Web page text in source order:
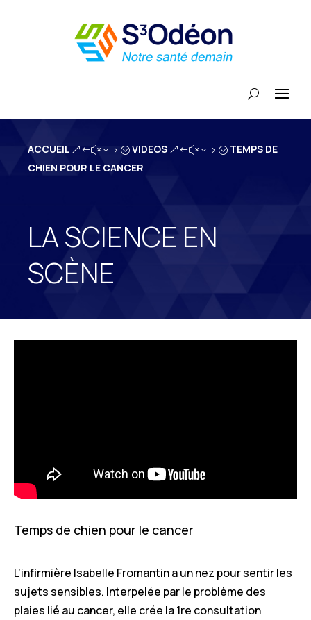
ACCUEIL &#x35; VIDEOS &#x35; TEMPS DE
CHIEN POUR LE CANCER
LA SCIENCE EN
SCÈNE
Temps de chien pour le cancer
L’infirmière Isabelle Fromantin a un nez pour sentir les
sujets sensibles. Interpelée par le problème des
plaies lié au cancer, elle crée la 1re consultation